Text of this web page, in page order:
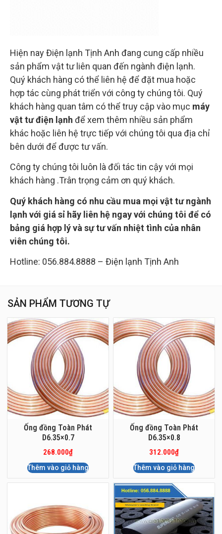
Hiện nay Điện lạnh Tịnh Anh đang cung cấp nhiều
sản phẩm vật tư liên quan đến ngành điện lạnh.
Quý khách hàng có thể liên hệ để đặt mua hoặc
hợp tác cùng phát triển với công ty chúng tôi. Quý
khách hàng quan tâm có thể truy cập vào mục máy
vật tư điện lạnh để xem thêm nhiều sản phẩm
khác hoặc liên hệ trực tiếp với chúng tôi qua địa chỉ
bên dưới để được tư vấn.
Công ty chúng tôi luôn là đối tác tin cậy với mọi
khách hàng .Trân trọng cảm ơn quý khách.
Quý khách hàng có nhu cầu mua mọi vật tư ngành
lạnh với giá sỉ hãy liên hệ ngay với chúng tôi để có
bảng giá hợp lý và sự tư vấn nhiệt tình của nhân
viên chúng tôi.
Hotline: 056.884.8888 – Điện lạnh Tịnh Anh
SẢN PHẨM TƯƠNG TỰ
Ống đồng Toàn Phát
D6.35×0.7
268.000₫
Thêm vào giỏ hàng
Ống đồng Toàn Phát
D6.35×0.8
312.000₫
Thêm vào giỏ hàng